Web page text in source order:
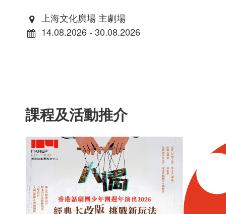
上海文化廣場 主劇場
14.08.2026 - 30.08.2026
課程及活動推介